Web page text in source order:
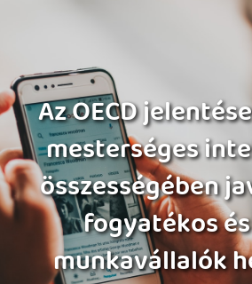
Az OECD
mesterséges
összességében
fogyatékos
munkavállalók